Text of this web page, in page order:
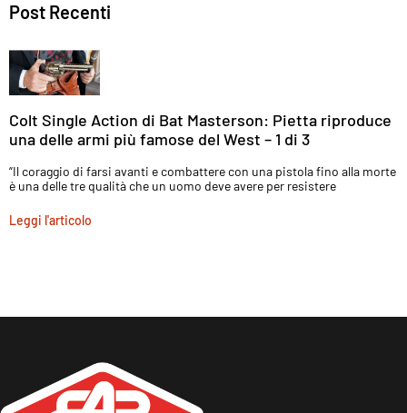
Post Recenti
Colt Single Action di Bat Masterson: Pietta riproduce
una delle armi più famose del West – 1 di 3
“Il coraggio di farsi avanti e combattere con una pistola fino alla morte
è una delle tre qualità che un uomo deve avere per resistere
Leggi l'articolo